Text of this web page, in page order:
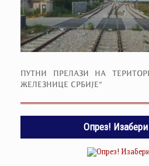
ПУТНИ ПРЕЛАЗИ НА
ЖЕЛЕЗНИЦЕ СРБИЈЕ“
Опрез!